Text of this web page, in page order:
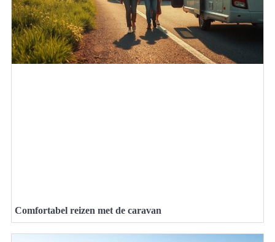
Comfortabel reizen met de caravan